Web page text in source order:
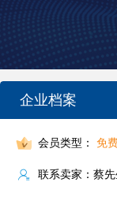
企业档案
会员类型： 免
联系卖家：蔡先